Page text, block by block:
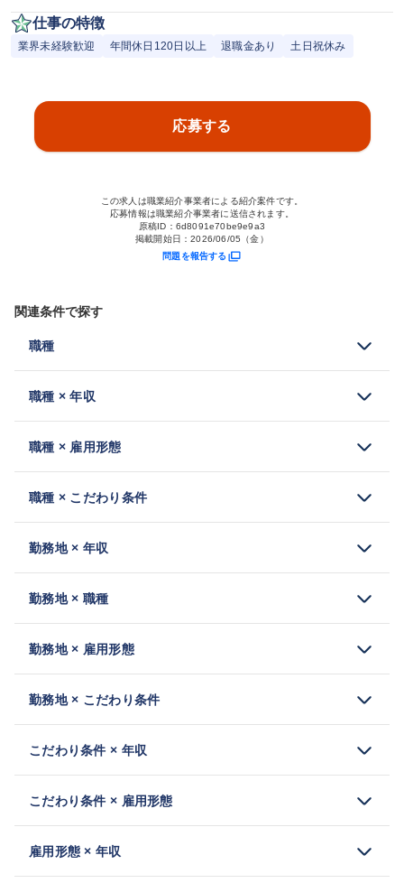
仕事の特徴
業界未経験歓迎 年間休日120日以上 退職金あり 土日祝休み
応募する
この求人は職業紹介事業者による紹介案件です。
応募情報は職業紹介事業者に送信されます。
原稿ID： 6d8091e70be9e9a3
掲載開始日：2026/06/05（金）
問題を報告する
関連条件で探す
職種
職種 × 年収
職種 × 雇用形態
職種 × こだわり条件
勤務地 × 年収
勤務地 × 職種
勤務地 × 雇用形態
勤務地 × こだわり条件
こだわり条件 × 年収
こだわり条件 × 雇用形態
雇用形態 × 年収